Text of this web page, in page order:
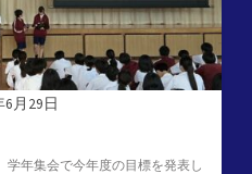
6月29日
年集会で今年度の目標を発表し